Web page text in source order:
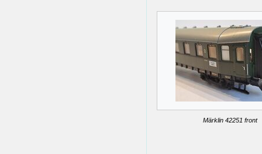
Märklin 42251 front